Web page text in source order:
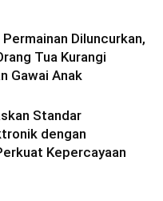
Diluncurkan,
Tua Kurangi
Gawai Anak
Standar
dengan
Kepercayaan